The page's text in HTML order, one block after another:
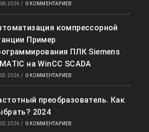
/ 0 КОММЕНТАРИЕВ
компрессорной
Пример
ПЛК Siemens
на WinCC SCADA
/ 0 КОММЕНТАРИЕВ
преобразователь. Как
2024
/ 0 КОММЕНТАРИЕВ